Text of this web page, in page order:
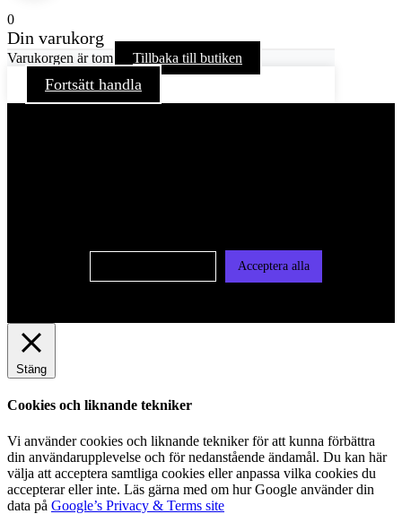
0
Din varukorg
Varukorgen är tom Tillbaka till butiken
Fortsätt handla
Acceptera alla
Stäng
Cookies och liknande tekniker
Vi använder cookies och liknande tekniker för att kunna förbättra
din användarupplevelse och för nedanstående ändamål. Du kan här
välja att acceptera samtliga cookies eller anpassa vilka cookies du
accepterar eller inte. Läs gärna med om hur Google använder din
data på Google’s Privacy & Terms site